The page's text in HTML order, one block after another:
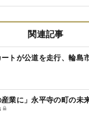
関連記事
トが公道を走行、輪島
産業に」永平寺の町の未